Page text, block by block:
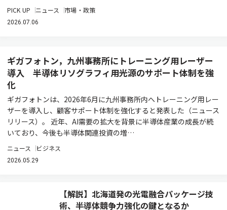
PICK UP ニュース 市場・政策
2026.07.06
ギガフォトン，九州事務所にトレーニング用レーザー
導入 半導体リソグラフィ用光源のサポート体制を強
化
ギガフォトンは、2026年6月に九州事務所内へトレーニング用レー
ザーを導入し、顧客サポート体制を強化すると発表した（ニュース
リリース）。 近年、AI需要の拡大を背景に半導体産業の成長が続
いており、今後も半導体関連投資の増…
ニュース ビジネス
2026.05.29
【解説】北海道発の光電融合パッケージ技
術、半導体競争力強化の鍵となるか